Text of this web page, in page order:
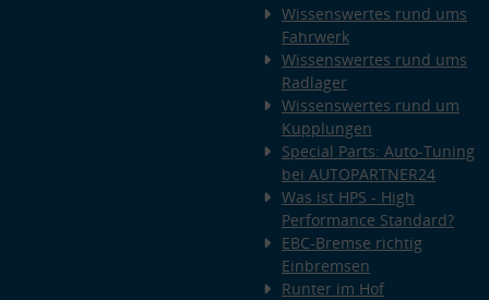
Wissenswertes rund ums
Fahrwerk
Wissenswertes rund ums
Radlager
Wissenswertes rund um
Kupplungen
Special Parts: Auto-Tuning
bei AUTOPARTNER24
Was ist HPS - High
Performance Standard?
EBC-Bremse richtig
Einbremsen
Runter im Hof